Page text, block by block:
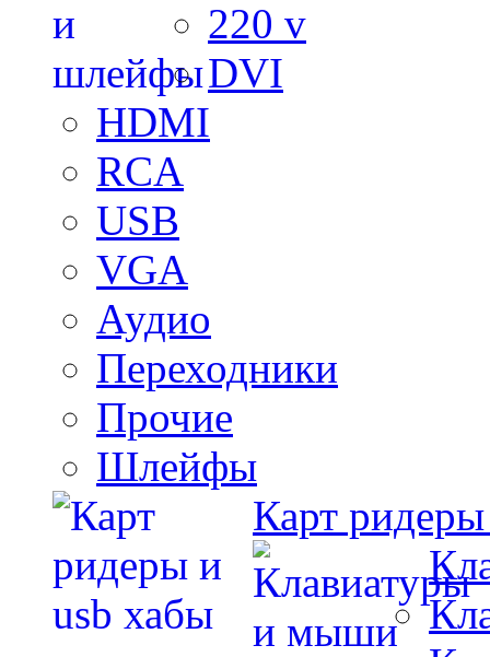
220 v
DVI
HDMI
RCA
USB
VGA
Аудио
Переходники
Прочие
Шлейфы
Карт